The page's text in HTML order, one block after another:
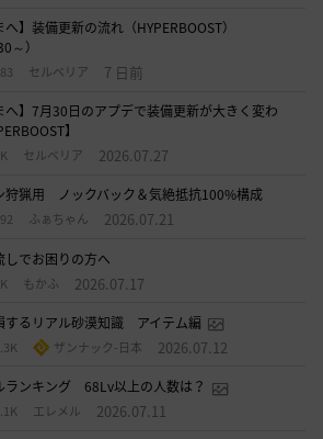
へ】装備更新の流れ（HYPERBOOST）
～）
セルベリア 7 日前
へ】7月30日のアプデで装備更新が大きく変わ
】
セルベリア 2026.07.27
狩猟用 ノックバック＆気絶抵抗100%構成
ふぁちゃん 2026.07.21
しでお困りの方へ
もかふ 2026.07.17
するリアル砂漠知識 アイテム編
ザンナック-日本 2026.07.12
ランキング 68Lv以上の人数は？
エレメル 2026.07.11